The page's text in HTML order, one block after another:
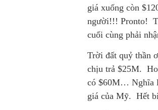
giá xuống còn
người!!! Pronto!
cuối cùng phải
Trời đất quỷ thần
chịu trả $25M.
có $60M… Nghĩa
giá của Mỹ. Hết